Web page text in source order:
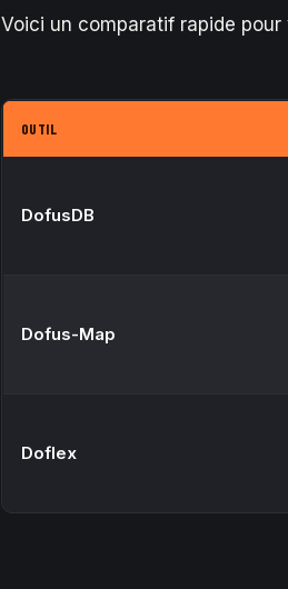
Voici un comparatif rapide
OUTIL
DofusDB
Dofus-Map
Doflex